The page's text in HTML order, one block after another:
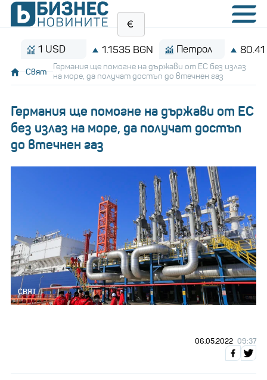
1 USD 1.1535 BGN Петрол 80.41 $/
Свят
Германия ще помогне на държави от ЕС без излаз
на море, да получат достъп до втечнен газ
Германия ще помогне на държави от ЕС
без излаз на море, да получат достъп
до втечнен газ
СВЯТ
06.05.2022 09:37